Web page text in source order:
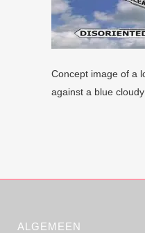
Concept image of a
against a blue cloudy
ALGEMEEN